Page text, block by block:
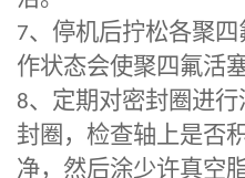
7、停机后拧松各聚
作状态会使聚四氟活
8、定期对密封圈进
封圈，检查轴上是否
净，然后涂少许真空